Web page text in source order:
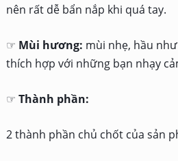
nên rất dễ bẩn nắp khi quá tay.
☞ Mùi hương: mùi nhẹ, hầu
thích hợp với những bạn nhạy
☞ Thành phần:
2 thành phần chủ chốt của sản